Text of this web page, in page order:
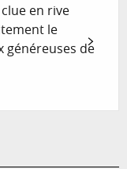
en rive
le
généreuses de